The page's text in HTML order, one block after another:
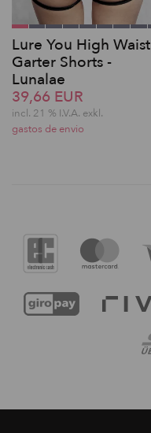
Lure You High Waist
Garter Shorts -
Lunalae
39,66 EUR
incl. 21 % I.V.A. exkl.
gastos de envio